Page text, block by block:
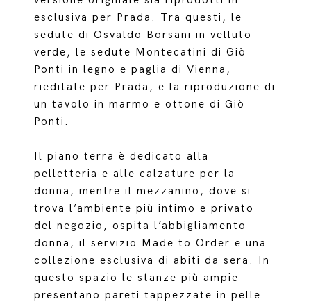
esclusiva per Prada. Tra questi, le
sedute di Osvaldo Borsani in velluto
verde, le sedute Montecatini di Giò
Ponti in legno e paglia di Vienna,
rieditate per Prada, e la riproduzione di
un tavolo in marmo e ottone di Giò
Ponti.
Il piano terra è dedicato alla
pelletteria e alle calzature per la
donna, mentre il mezzanino, dove si
trova l’ambiente più intimo e privato
del negozio, ospita l’abbigliamento
donna, il servizio Made to Order e una
collezione esclusiva di abiti da sera. In
questo spazio le stanze più ampie
presentano pareti tappezzate in pelle